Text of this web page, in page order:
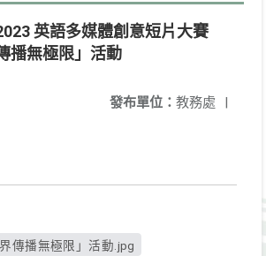
英語多媒體創意短片大賽
播無極限」活動
發布單位： 教務處 |
界傳播無極限」活動.jpg